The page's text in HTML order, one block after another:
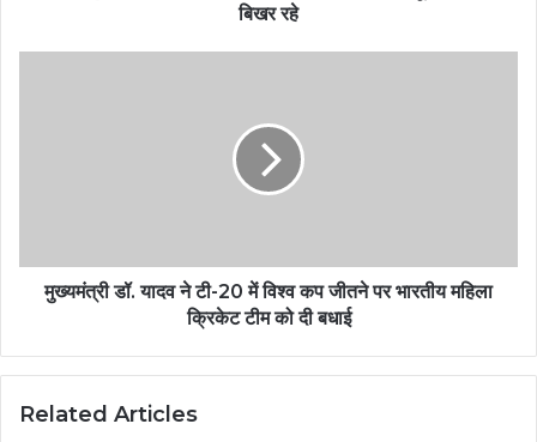
बिखर रहे
मुख्यमंत्री डॉ. यादव ने टी-20 में विश्व कप जीतने पर भारतीय महिला
क्रिकेट टीम को दी बधाई
Related Articles